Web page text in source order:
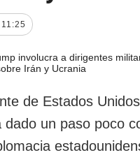
de Estados
dado un paso poco